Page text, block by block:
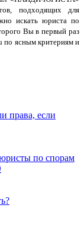
подходящих для
искать юриста по
Вы в первый раз
по ясным критериям и
права, если
по спорам